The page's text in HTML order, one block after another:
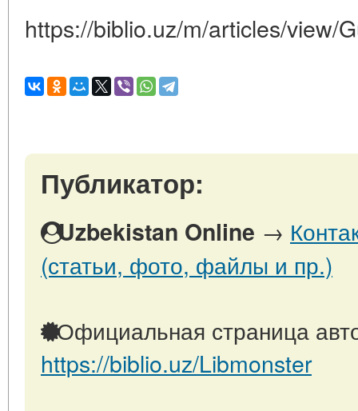
https://biblio.uz/m/articles/view/
Публикатор:
Uzbekistan Online →
(статьи, фото, файлы и пр.)
Официальная страница
https://biblio.uz/Libmonster